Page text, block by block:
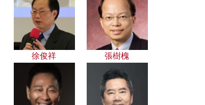
徐俊祥 張樹槐